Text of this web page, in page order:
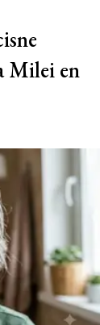
Milei en